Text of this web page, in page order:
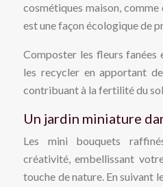
cosmétiques maison, comme
est une façon écologique de
Composter les fleurs fanées
les recycler en apportant
contribuant à la fertilité du
Un jardin miniature
Les mini bouquets
créativité, embellissant
touche de nature. En suivant